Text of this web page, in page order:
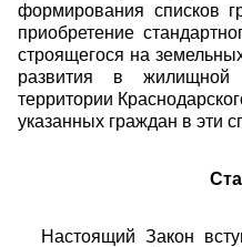
формирования списков
приобретение
строящегося на
развития в
территории
указанных граждан в эти
Настоящий Закон